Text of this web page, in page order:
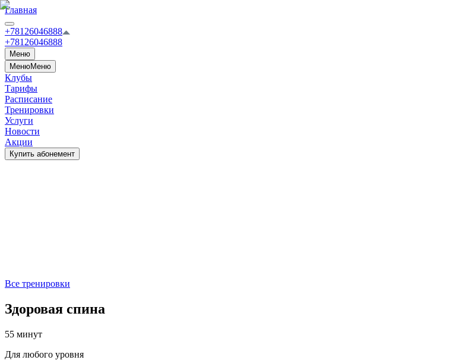
Главная
+78126046888
+78126046888
Меню
МенюМеню
Клубы
Тарифы
Расписание
Тренировки
Услуги
Новости
Акции
Купить абонемент
Все тренировки
Здоровая спина
55 минут
Для любого уровня